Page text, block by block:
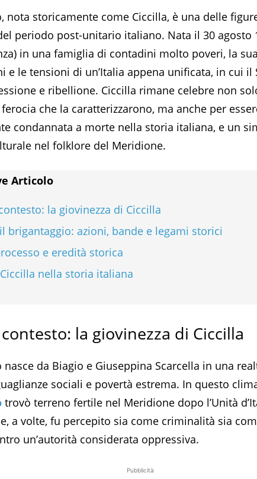
nota storicamente come Ciccilla, è una delle
periodo post-unitario italiano. Nata il 30 agosto
in una famiglia di contadini molto poveri, la
e le tensioni di un’Italia appena unificata, in cui il
e ribellione. Ciccilla rimane celebre non
che la caratterizzarono, ma anche per
condannata a morte nella storia italiana, e un
nel folklore del Meridione.
Articolo
la giovinezza di Ciccilla
brigantaggio: azioni, bande e legami storici
e eredità storica
nella storia italiana
la giovinezza di Ciccilla
nasce da Biagio e Giuseppina Scarcella in una
sociali e povertà estrema. In questo
trovò terreno fertile nel Meridione dopo l’Unità
a volte, fu percepito sia come criminalità sia
un’autorità considerata oppressiva.
Pubblicità